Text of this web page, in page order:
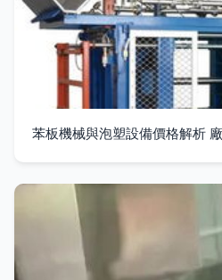
苯板機械與泡塑設備價格解析